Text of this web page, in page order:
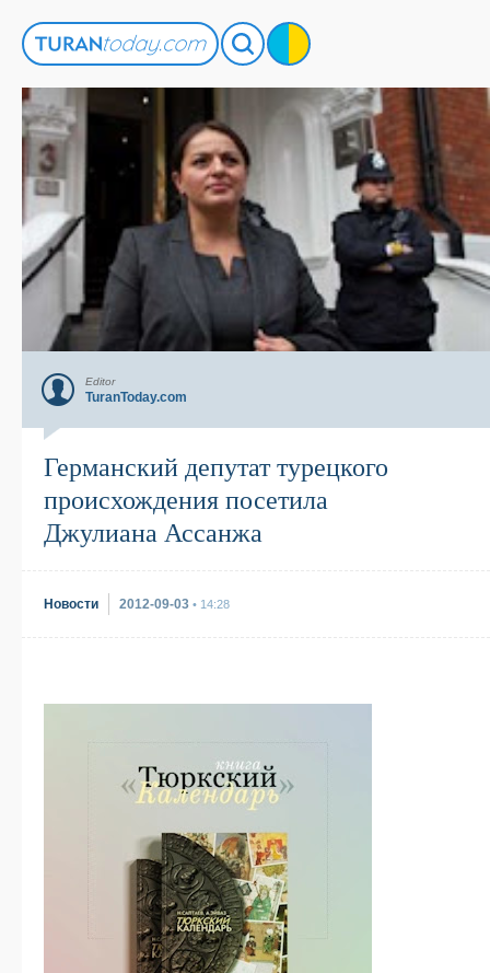
Editor
TuranToday.com
Германский депутат турецкого
происхождения посетила
Джулиана Ассанжа
Новости 2012-09-03 • 14:28